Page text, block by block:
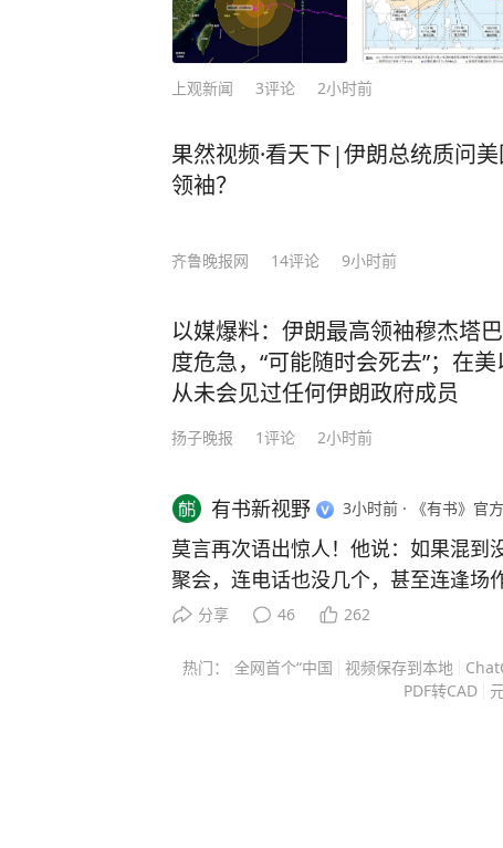
上观新闻 3评论 2小时前
果然视频·看天下|伊朗总统质问
领袖？
齐鲁晚报网 14评论 9小时前
以媒爆料：伊朗最高领袖穆杰塔
度危急，“可能随时会死去”；在
从未会见过任何伊朗政府成员
扬子晚报 1评论 2小时前
有书新视野 3小时前 · 《有书》官
莫言再次语出惊人！他说：如果混到
聚会，连电话也没几个，甚至连逢场
来独往，那么你真要庆祝，说明你悟
为首位获得诺贝尔文学奖的中国籍
了大半辈子乡土故事，骨子里自带不
分享 46 262
热门： 全网首个“中国 视频保存到本地
PDF转CAD